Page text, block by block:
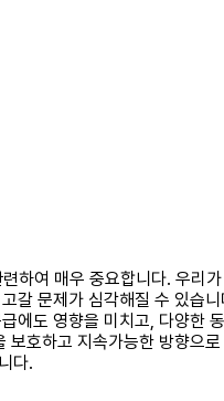
하여 매우 중요합니다. 우리
문제가 심각해질 수 있습
도 영향을 미치고, 다양한
호하고 지속가능한 방향으
다.